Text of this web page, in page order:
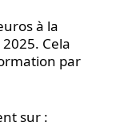
à la
Cela
par
sur :